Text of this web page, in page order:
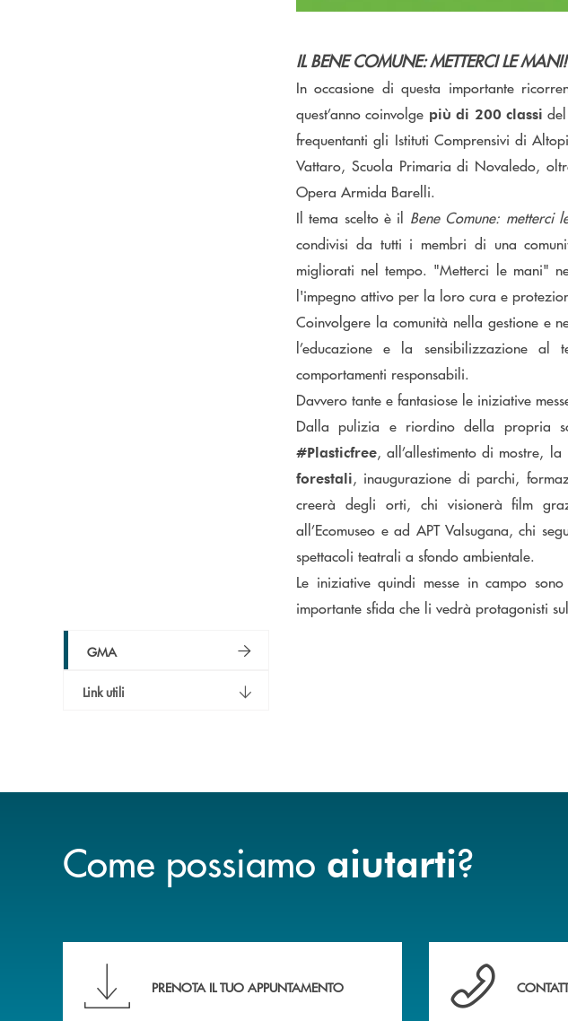
GMA
Link utili
IL BENE COMUNE: METTERCI LE MANI!
In occasione di questa importante
quest’anno coinvolge più di 200 classi
frequentanti gli Istituti Comprensivi di
Vattaro, Scuola Primaria di Novaledo,
Opera Armida Barelli.
Il tema scelto è il Bene Comune: metterci
condivisi da tutti i membri di una
migliorati nel tempo. "Metterci le mani"
l'impegno attivo per la loro cura e
Coinvolgere la comunità nella gestione e
l’educazione e la sensibilizzazione
comportamenti responsabili.
Davvero tante e fantasiose le iniziative
Dalla pulizia e riordino della propria
#Plasticfree, all’allestimento di mostre,
forestali, inaugurazione di parchi,
creerà degli orti, chi visionerà film
all’Ecomuseo e ad APT Valsugana, chi
spettacoli teatrali a sfondo ambientale.
Le iniziative quindi messe in campo
importante sfida che li vedrà protagonisti
Come possiamo aiutarti?
PRENOTA IL TUO APPUNTAMENTO
Hai bisogno di